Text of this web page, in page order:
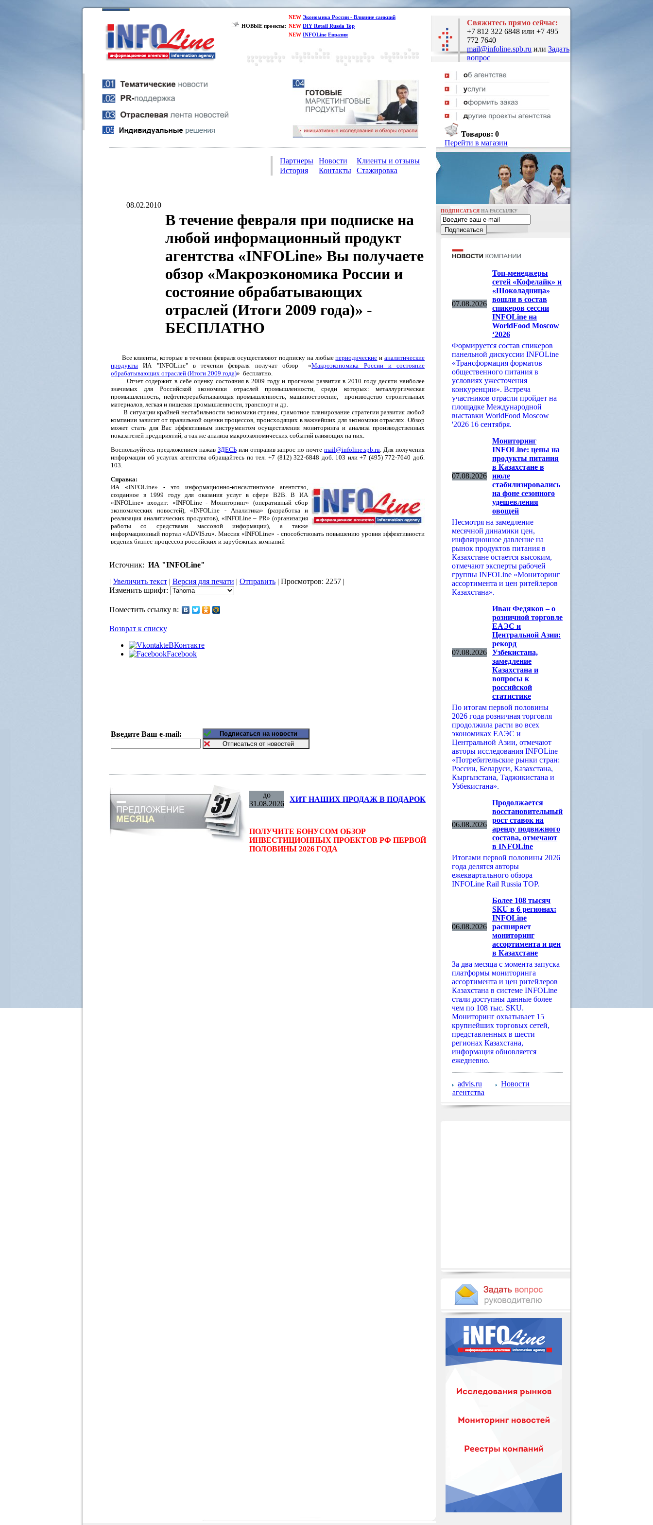
НОВЫЕ проекты:
NEW Экономика России - Влияние санкций
NEW DIY Retail Russia Top
NEW INFOLine Евразия
Свяжитесь прямо сейчас:
+7 812 322 6848 или +7 495
772 7640
mail@infoline.spb.ru или Задать
вопрос
Товаров: 0
Перейти в магазин
Партнеры Новости
Клиенты и отзывы
История
Контакты Стажировка
08.02.2010
В течение февраля при подписке на
любой информационный продукт
агентства «INFOLine» Вы получаете
обзор «Макроэкономика России и
состояние обрабатывающих
отраслей (Итоги 2009 года)» -
БЕСПЛАТНО
Все клиенты, которые в течении февраля осуществляют подписку на любыепериодические ианалитические
продукты ИА "INFOLine" в течении февраля получат обзор «Макроэкономика России и состояние
обрабатывающих отраслей (Итоги 2009 года)» бесплатно.
Отчет содержит в себе оценку состояния в 2009 году и прогнозы развития в 2010 году десяти наиболее
значимых для Российской экономики отраслей промышленности, среди которых: металлургическая
промышленность, нефтеперерабатывающая промышленность, машиностроение, производство строительных
материалов, легкая и пищевая промышленности, транспорт и др.
В ситуации крайней нестабильности экономики страны, грамотное планирование стратегии развития любой
компании зависит от правильной оценки процессов, происходящих в важнейших для экономики отраслях. Обзор
может стать для Вас эффективным инструментом осуществления мониторинга и анализа производственных
показателей предприятий, а так же анализа макроэкономических событий влияющих на них.
Воспользуйтесь предложением нажав ЗДЕСЬили отправив запрос по почтеmail@infoline.spb.ru. Для получения
информации об услугах агентства обращайтесь по тел. +7 (812) 322-6848 доб. 103 или +7 (495) 772-7640 доб.
103.
Справка:
ИА «INFOLine» - это информационно-консалтинговое агентство,
созданное в 1999 году для оказания услуг в сфере B2B. В ИА
«INFOLine» входит: «INFOLine - Мониторинг» (оперативный сбор
экономических новостей), «INFOLine - Аналитика» (разработка и
реализация аналитических продуктов), «INFOLine – PR» (организация
работы со средствами массовой информации), а также
информационный портал «ADVIS.ru». Миссия «INFOLine» - способствовать повышению уровня эффективности
ведения бизнес-процессов российских и зарубежных компаний
Источник: ИА "INFOLine"
| Увеличить текст | Версия для печати | Отправить | Просмотров: 2257 |
Изменить шрифт:
Поместить ссылку в:
Возврат к списку
ВКонтакте
Facebook
Введите Ваш e-mail:
до
31.08.2026
ХИТ НАШИХ ПРОДАЖ В ПОДАРОК
ПОЛУЧИТЕ БОНУСОМ ОБЗОР
ИНВЕСТИЦИОННЫХ ПРОЕКТОВ РФ ПЕРВОЙ
ПОЛОВИНЫ 2026 ГОДА
ПОДПИСАТЬСЯ НА РАССЫЛКУ
07.08.2026
Топ-менеджеры
сетей «Кофелайк» и
«Шоколадница»
вошли в состав
спикеров сессии
INFOLine на
WorldFood Moscow
‘2026
Формируется состав спикеров
панельной дискуссии INFOLine
«Трансформация форматов
общественного питания в
условиях ужесточения
конкуренции». Встреча
участников отрасли пройдет на
площадке Международной
выставки WorldFood Moscow
'2026 16 сентября.
07.08.2026
Мониторинг
INFOLine: цены на
продукты питания
в Казахстане в
июле
стабилизировались
на фоне сезонного
удешевления
овощей
Несмотря на замедление
месячной динамики цен,
инфляционное давление на
рынок продуктов питания в
Казахстане остается высоким,
отмечают эксперты рабочей
группы INFOLine «Мониторинг
ассортимента и цен ритейлеров
Казахстана».
07.08.2026
Иван Федяков – о
розничной торговле
ЕАЭС и
Центральной Азии:
рекорд
Узбекистана,
замедление
Казахстана и
вопросы к
российской
статистике
По итогам первой половины
2026 года розничная торговля
продолжила расти во всех
экономиках ЕАЭС и
Центральной Азии, отмечают
авторы исследования INFOLine
«Потребительские рынки стран:
России, Беларуси, Казахстана,
Кыргызстана, Таджикистана и
Узбекистана».
06.08.2026
Продолжается
восстановительный
рост ставок на
аренду подвижного
состава, отмечают
в INFOLine
Итогами первой половины 2026
года делятся авторы
ежеквартального обзора
INFOLine Rail Russia TOP.
06.08.2026
Более 108 тысяч
SKU в 6 регионах:
INFOLine
расширяет
мониторинг
ассортимента и цен
в Казахстане
За два месяца с момента запуска
платформы мониторинга
ассортимента и цен ритейлеров
Казахстана в системе INFOLine
стали доступны данные более
чем по 108 тыс. SKU.
Мониторинг охватывает 15
крупнейших торговых сетей,
представленных в шести
регионах Казахстана,
информация обновляется
ежедневно.
advis.ru
Новости
агентства